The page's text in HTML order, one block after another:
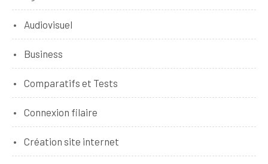
Audiovisuel
Business
Comparatifs et Tests
Connexion filaire
Création site internet